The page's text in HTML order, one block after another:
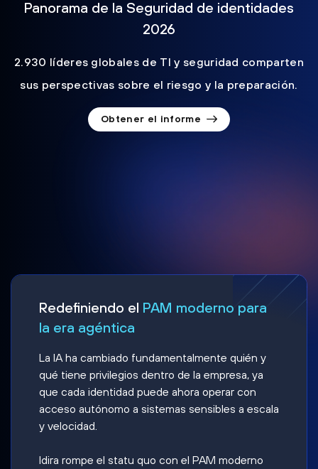
Panorama de la Seguridad de identidades
2026
2.930 líderes globales de TI y seguridad comparten
sus perspectivas sobre el riesgo y la preparación.
Obtener el informe
Redefiniendo el PAM moderno para
la era agéntica
La IA ha cambiado fundamentalmente quién y
qué tiene privilegios dentro de la empresa, ya
que cada identidad puede ahora operar con
acceso autónomo a sistemas sensibles a escala
y velocidad.
Idira rompe el statu quo con el PAM moderno